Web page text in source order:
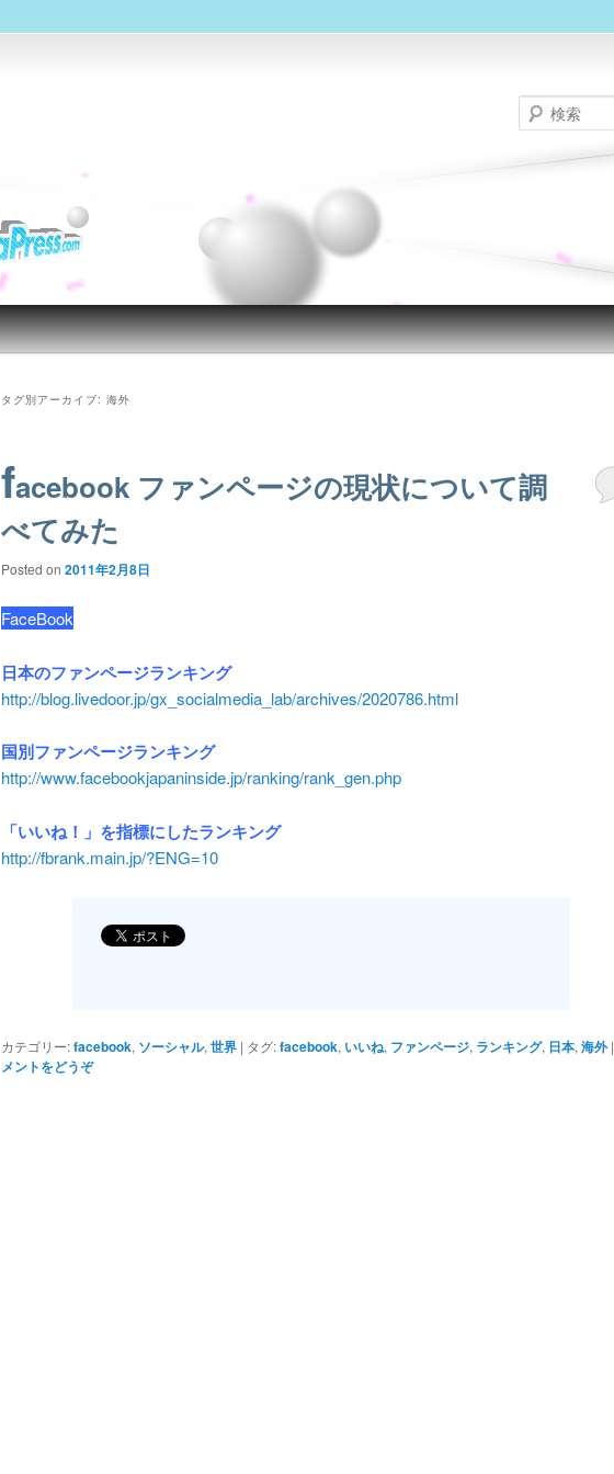
タグ別アーカイブ: 海外
facebook ファンページの現状について調
べてみた
Posted on 2011年2月8日
FaceBook
日本のファンページランキング
http://blog.livedoor.jp/gx_socialmedia_lab/archives/2020786.html
国別ファンページランキング
http://www.facebookjapaninside.jp/ranking/rank_gen.php
「いいね！」を指標にしたランキング
http://fbrank.main.jp/?ENG=10
カテゴリー:facebook, ソーシャル, 世界 | タグ:facebook, いいね, ファンページ, ランキング, 日本, 海外 |
メントをどうぞ